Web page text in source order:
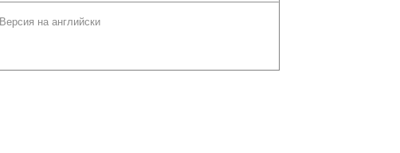
Версия на английски